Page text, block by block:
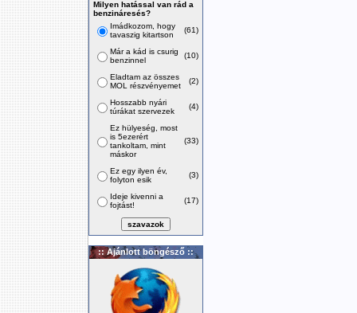
Milyen hatással van rád a
benzináresés?
Imádkozom, hogy
tavaszig kitartson
(61)
Már a kád is csurig
benzinnel
(10)
Eladtam az összes
MOL részvényemet
(2)
Hosszabb nyári
túrákat szervezek
(4)
Ez hülyeség, most
is 5ezerért
tankoltam, mint
máskor
(33)
Ez egy ilyen év,
folyton esik
(3)
Ideje kivenni a
fojtást!
(17)
:: Ajánlott böngésző ::